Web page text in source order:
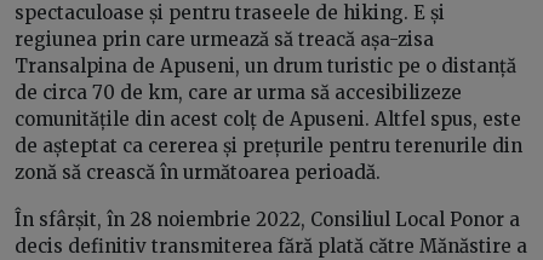
spectaculoase și pentru traseele de hiking. E și
regiunea prin care urmează să treacă așa-zisa
Transalpina de Apuseni, un drum turistic pe o distanță
de circa 70 de km, care ar urma să accesibilizeze
comunitățile din acest colț de Apuseni. Altfel spus, este
de așteptat ca cererea și prețurile pentru terenurile din
zonă să crească în următoarea perioadă.
În sfârșit, în 28 noiembrie 2022, Consiliul Local Ponor a
decis definitiv transmiterea fără plată către Mănăstire a